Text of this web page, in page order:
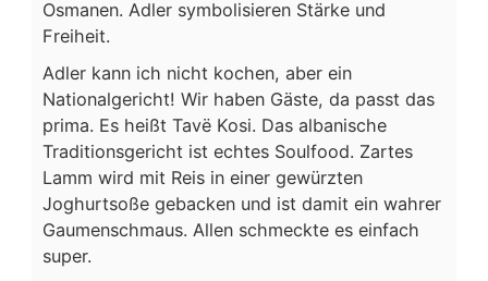
Osmanen. Adler symbolisieren Stärke und
Freiheit.
Adler kann ich nicht kochen, aber ein
Nationalgericht! Wir haben Gäste, da passt das
prima. Es heißt Tavë Kosi. Das albanische
Traditionsgericht ist echtes Soulfood. Zartes
Lamm wird mit Reis in einer gewürzten
Joghurtsoße gebacken und ist damit ein wahrer
Gaumenschmaus. Allen schmeckte es einfach
super.